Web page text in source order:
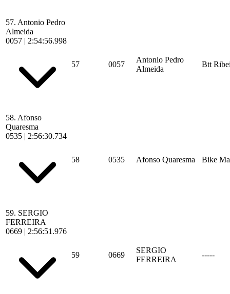
57. Antonio Pedro
Almeida
0057 | 2:54:56.998
57 0057
Antonio Pedro
Almeida
Btt
58. Afonso
Quaresma
0535 | 2:56:30.734
58 0535 Afonso Quaresma Bike
59. SERGIO
FERREIRA
0669 | 2:56:51.976
59 0669
SERGIO
FERREIRA
-----